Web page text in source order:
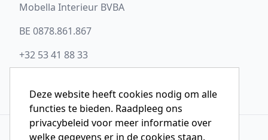
Mobella Interieur BVBA
BE 0878.861.867
+32 53 41 88 33
Deze website heeft cookies nodig om alle
functies te bieden. Raadpleeg ons
privacybeleid voor meer informatie over
welke gegevens er in de cookies staan.